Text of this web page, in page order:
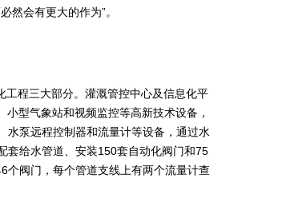
然会有更大的作为”。
程三大部分。灌溉管控中心及信息化平
型气象站和视频监控等高新技术设备，
水泵远程控制器和流量计等设备，通过水
套给水管道、安装150套自动化阀门和75
个阀门，每个管道支线上有两个流量计查